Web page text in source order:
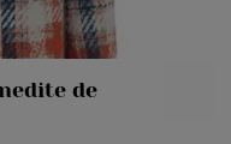
de